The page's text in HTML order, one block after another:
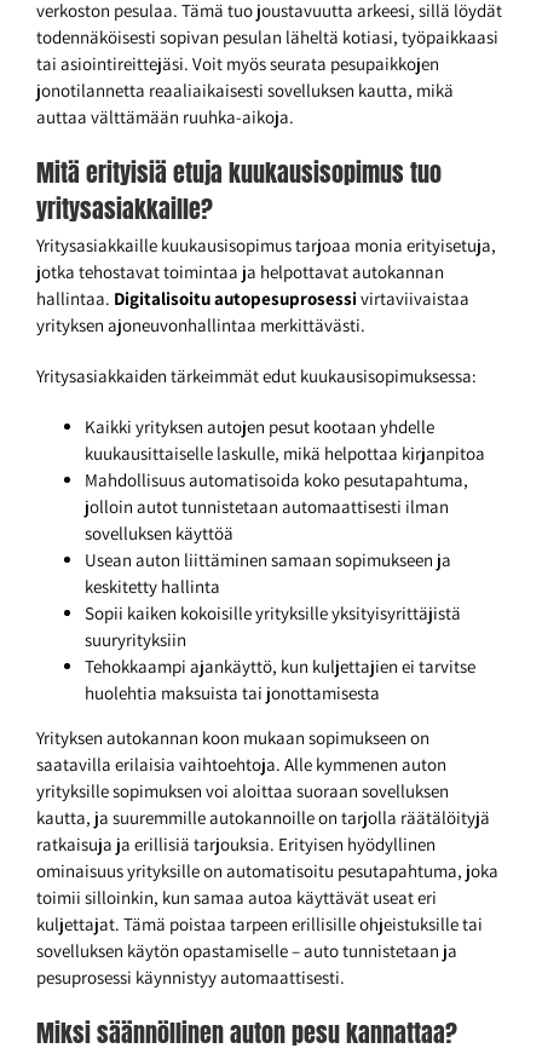
verkoston pesulaa. Tämä tuo joustavuutta arkeesi, sillä löydät
todennäköisesti sopivan pesulan läheltä kotiasi, työpaikkaasi
tai asiointireittejäsi. Voit myös seurata pesupaikkojen
jonotilannetta reaaliaikaisesti sovelluksen kautta, mikä
auttaa välttämään ruuhka-aikoja.
Mitä erityisiä etuja kuukausisopimus tuo
yritysasiakkaille?
Yritysasiakkaille kuukausisopimus tarjoaa monia erityisetuja,
jotka tehostavat toimintaa ja helpottavat autokannan
hallintaa. Digitalisoitu autopesuprosessivirtaviivaistaa
yrityksen ajoneuvonhallintaa merkittävästi.
Yritysasiakkaiden tärkeimmät edut kuukausisopimuksessa:
Kaikki yrityksen autojen pesut kootaan yhdelle
kuukausittaiselle laskulle, mikä helpottaa kirjanpitoa
Mahdollisuus automatisoida koko pesutapahtuma,
jolloin autot tunnistetaan automaattisesti ilman
sovelluksen käyttöä
Usean auton liittäminen samaan sopimukseen ja
keskitetty hallinta
Sopii kaiken kokoisille yrityksille yksityisyrittäjistä
suuryrityksiin
Tehokkaampi ajankäyttö, kun kuljettajien ei tarvitse
huolehtia maksuista tai jonottamisesta
Yrityksen autokannan koon mukaan sopimukseen on
saatavilla erilaisia vaihtoehtoja. Alle kymmenen auton
yrityksille sopimuksen voi aloittaa suoraan sovelluksen
kautta, ja suuremmille autokannoille on tarjolla räätälöityjä
ratkaisuja ja erillisiä tarjouksia. Erityisen hyödyllinen
ominaisuus yrityksille on automatisoitu pesutapahtuma, joka
toimii silloinkin, kun samaa autoa käyttävät useat eri
kuljettajat. Tämä poistaa tarpeen erillisille ohjeistuksille tai
sovelluksen käytön opastamiselle – auto tunnistetaan ja
pesuprosessi käynnistyy automaattisesti.
Miksi säännöllinen auton pesu kannattaa?